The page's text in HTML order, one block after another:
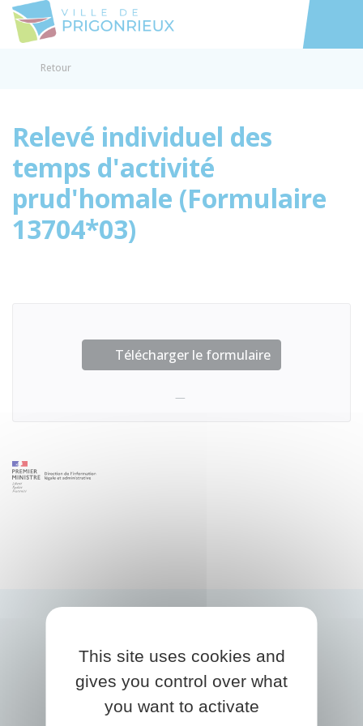
Accéder
Retour
Relevé individuel des
temps d'activité
prud'homale (Formulaire
13704*03)
Télécharger le formulaire
This site uses cookies and
gives you control over what
you want to activate